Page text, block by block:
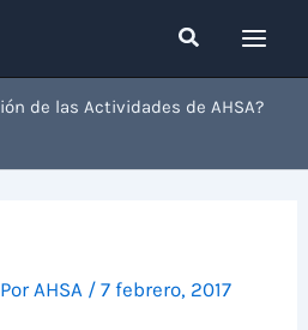
Buscar
de las Actividades de AHSA?
AHSA /7 febrero, 2017